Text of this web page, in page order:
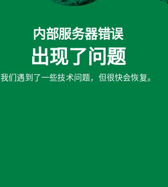
内部服务器错误
出现了问题
我们遇到了一些技术问题，但很快会恢复。